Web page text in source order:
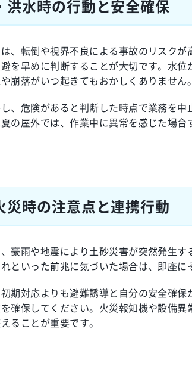
洪水時の行動と安全確保
、転倒や視界不良による事故のリスク
を早めに判断することが大切です。水
崩落がいつ起きてもおかしくありません。
、危険があると判断した時点で業務を
の屋外では、作業中に異常を感じた場
災時の注意点と連携行動
豪雨や地震により土砂災害が突然発生
といった前兆に気づいた場合は、即座に
期対応よりも避難誘導と自分の安全確
確保してください。火災報知機や設備
ることが重要です。